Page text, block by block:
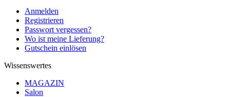
Anmelden
Registrieren
Passwort vergessen?
Wo ist meine Lieferung?
Gutschein einlösen
Wissenswertes
MAGAZIN
Salon